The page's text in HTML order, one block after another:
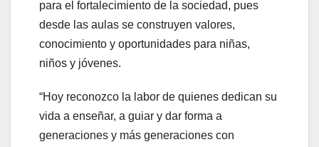
para el fortalecimiento de la sociedad, pues
desde las aulas se construyen valores,
conocimiento y oportunidades para niñas,
niños y jóvenes.
“Hoy reconozco la labor de quienes dedican su
vida a enseñar, a guiar y dar forma a
generaciones y más generaciones con